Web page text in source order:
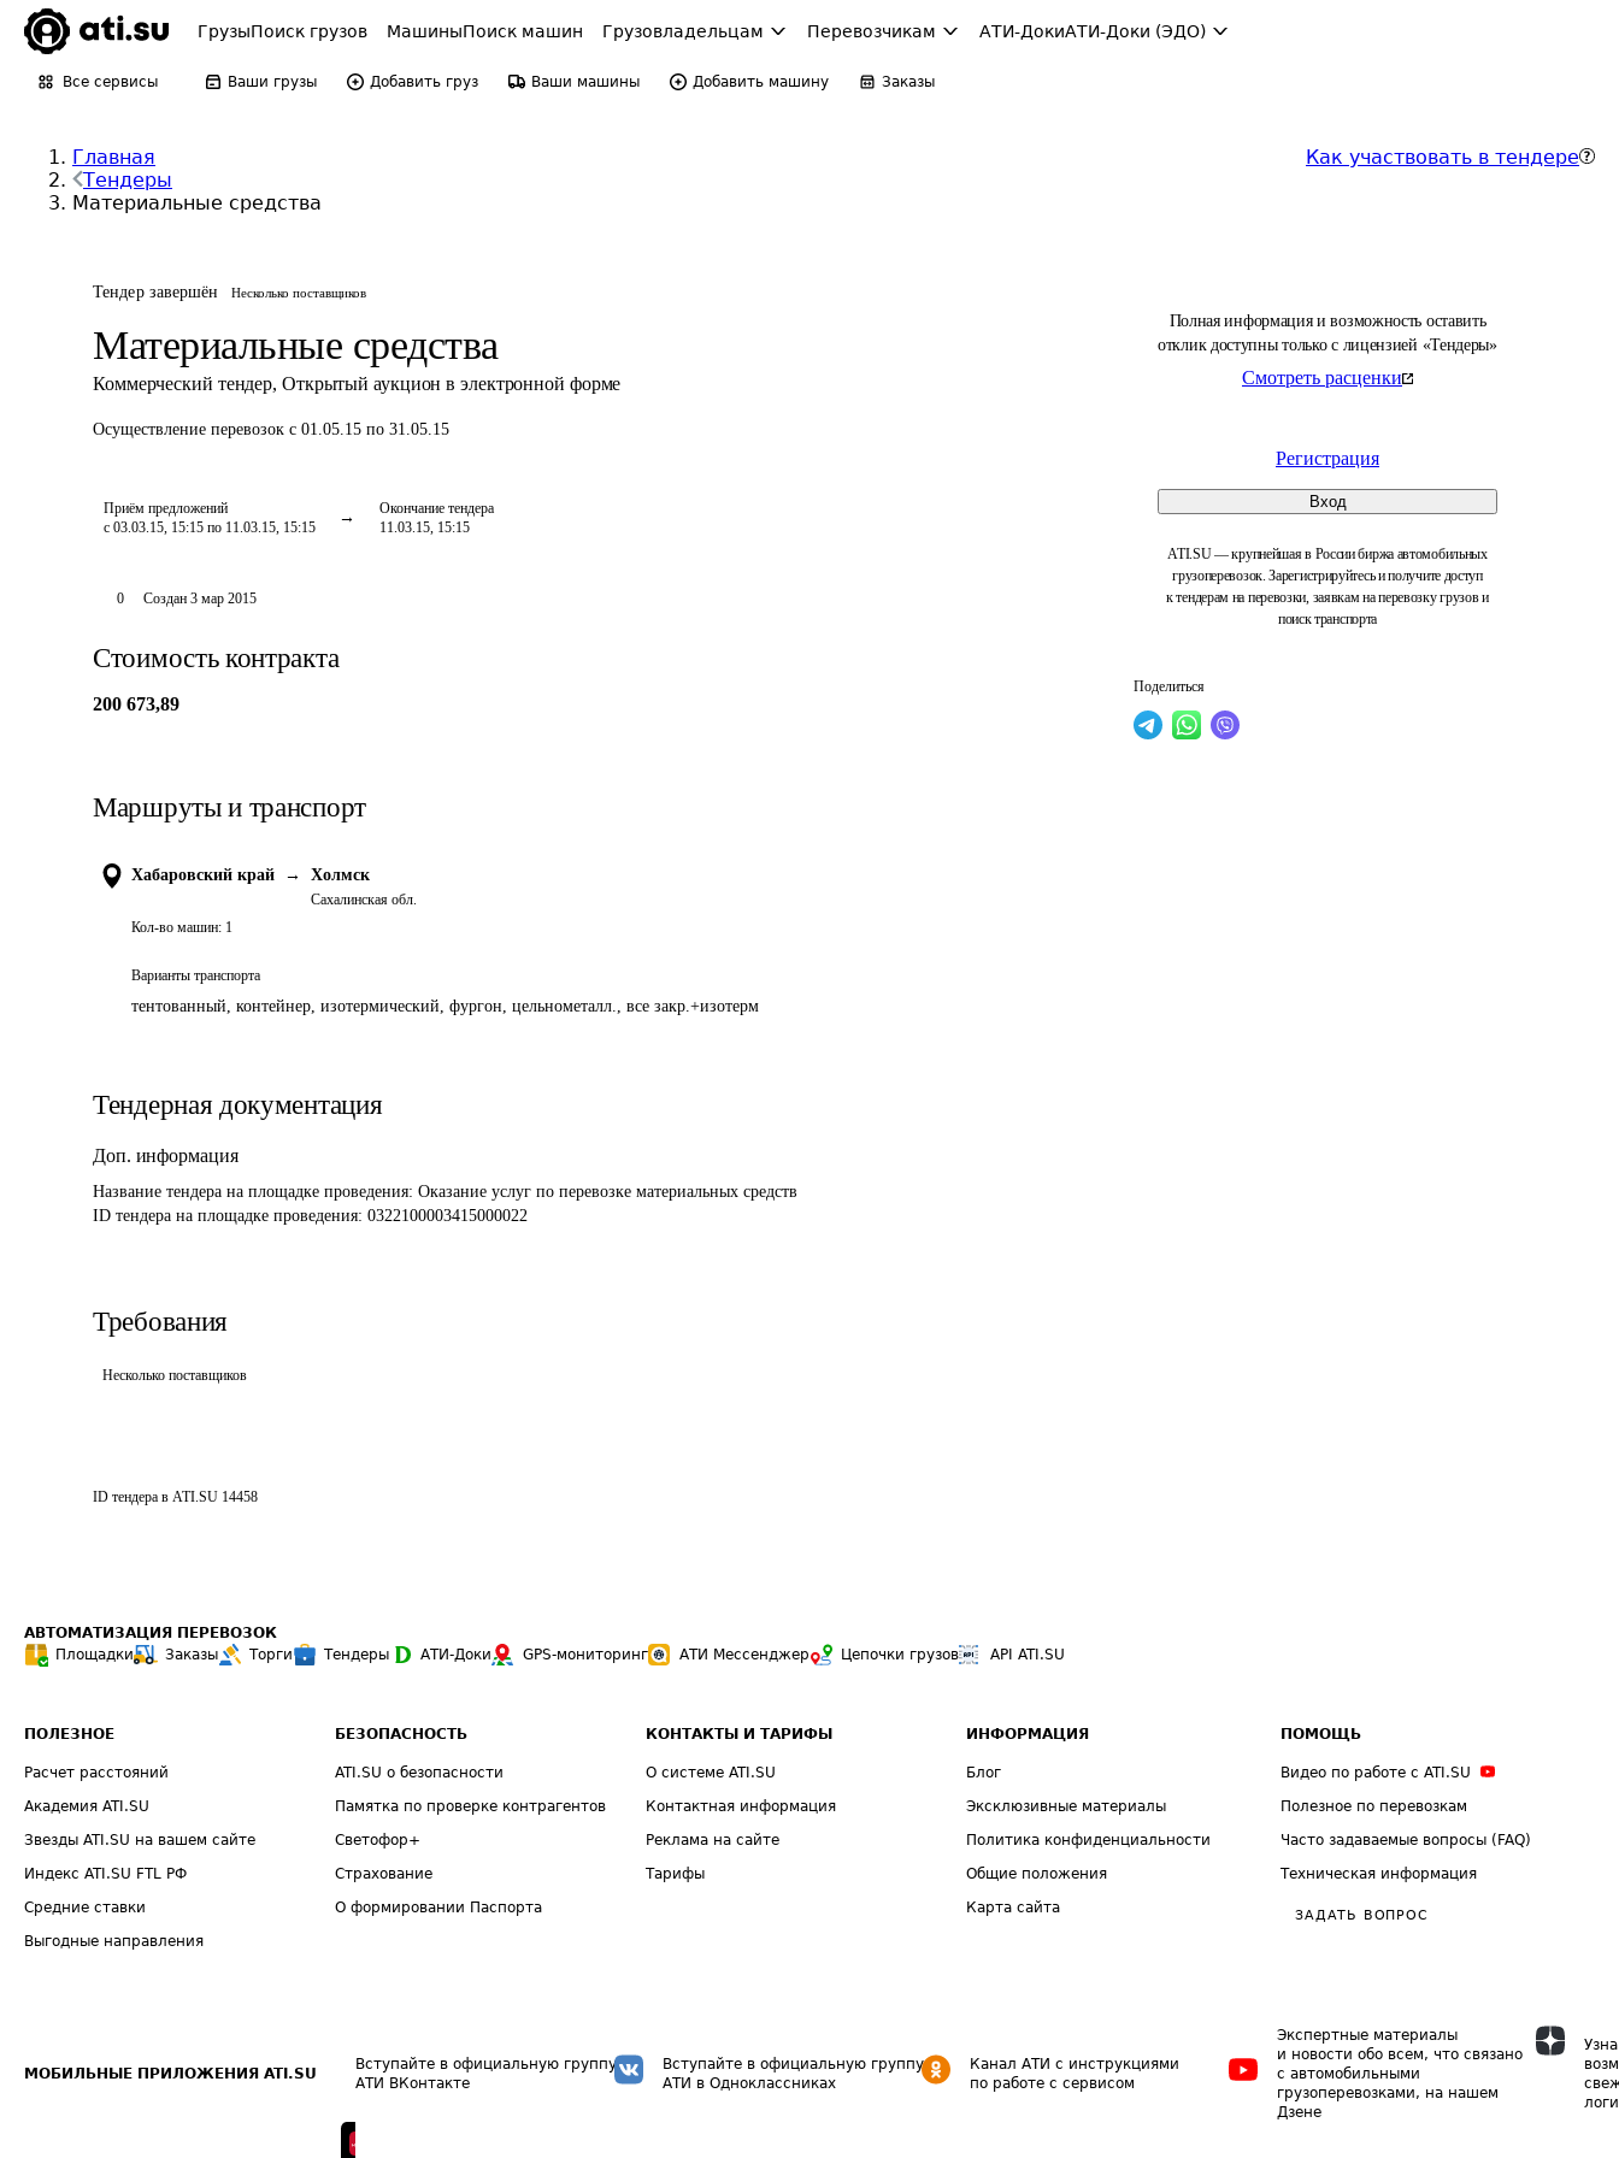
ГрузыПоиск грузов МашиныПоиск машин Грузовладельцам Перевозчикам АТИ-ДокиАТИ-Доки (ЭДО)
Все сервисы Ваши грузы Добавить груз Ваши машины Добавить машину Заказы
Главная
Тендеры
Материальные средства
Как участвовать в тендере
Тендер завершён Несколько поставщиков
Материальные средства
Коммерческий тендер, Открытый аукцион в электронной форме
Осуществление перевозок с 01.05.15 по 31.05.15
Приём предложений
с 03.03.15, 15:15 по 11.03.15, 15:15
Окончание тендера
11.03.15, 15:15
Полная информация и возможность оставить
отклик доступны только с лицензией «Тендеры»
Смотреть расценки
Регистрация
Вход
ATI.SU — крупнейшая в России биржа автомобильных
грузоперевозок. Зарегистрируйтесь и получите доступ
к тендерам на перевозки, заявкам на перевозку грузов и
поиск транспорта
Поделиться
0 Создан 3 мар 2015
Стоимость контракта
200 673,89
Маршруты и транспорт
Хабаровский край → Холмск
Сахалинская обл.
Кол-во машин: 1
Варианты транспорта
тентованный, контейнер, изотермический, фургон, цельнометалл., все закр.+изотерм
Тендерная документация
Доп. информация
Название тендера на площадке проведения: Оказание услуг по перевозке материальных средств
ID тендера на площадке проведения: 0322100003415000022
Требования
Несколько поставщиков
ID тендера в ATI.SU 14458
АВТОМАТИЗАЦИЯ ПЕРЕВОЗОК
Площадки
Заказы Торги Тендеры АТИ-Доки GPS-мониторинг АТИ Мессенджер Цепочки грузов API ATI.SU
ПОЛЕЗНОЕ
Расчет расстояний
Академия ATI.SU
Звезды ATI.SU на вашем сайте
Индекс ATI.SU FTL РФ
Средние ставки
Выгодные направления
БЕЗОПАСНОСТЬ
ATI.SU о безопасности
Памятка по проверке контрагентов
Светофор+
Страхование
О формировании Паспорта
КОНТАКТЫ И ТАРИФЫ
О системе ATI.SU
Контактная информация
Реклама на сайте
Тарифы
ИНФОРМАЦИЯ
Блог
Эксклюзивные материалы
Политика конфиденциальности
Общие положения
Карта сайта
ПОМОЩЬ
Видео по работе с ATI.SU
Полезное по перевозкам
Часто задаваемые вопросы (FAQ)
Техническая информация
ЗАДАТЬ ВОПРОС
МОБИЛЬНЫЕ ПРИЛОЖЕНИЯ ATI.SU
Вступайте в официальную группу
АТИ ВКонтакте
Вступайте в официальную группу
АТИ в Одноклассниках
Канал АТИ с инструкциями
по работе с сервисом
Экспертные материалы
и новости обо всем, что связано
с автомобильными
грузоперевозками, на нашем
Дзене